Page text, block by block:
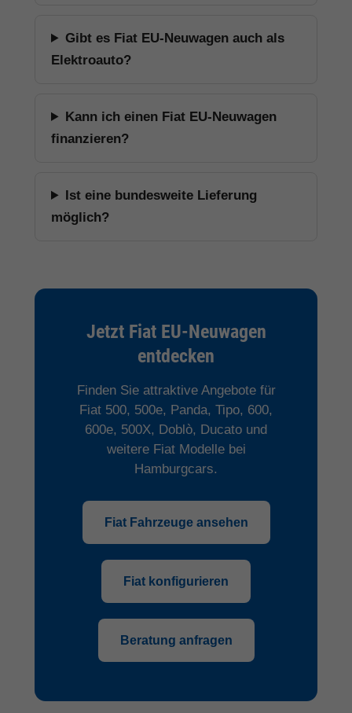
Gibt es Fiat EU-Neuwagen auch als
Elektroauto?
Kann ich einen Fiat EU-Neuwagen
finanzieren?
Ist eine bundesweite Lieferung
möglich?
Jetzt Fiat EU-Neuwagen
entdecken
Finden Sie attraktive Angebote für
Fiat 500, 500e, Panda, Tipo, 600,
600e, 500X, Doblò, Ducato und
weitere Fiat Modelle bei
Hamburgcars.
Fiat Fahrzeuge ansehen
Fiat konfigurieren
Beratung anfragen